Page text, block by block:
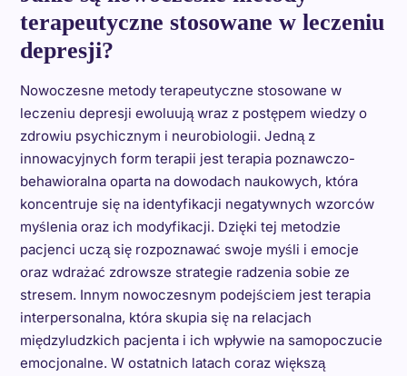
terapeutyczne stosowane w leczeniu
depresji?
Nowoczesne metody terapeutyczne stosowane w
leczeniu depresji ewoluują wraz z postępem wiedzy o
zdrowiu psychicznym i neurobiologii. Jedną z
innowacyjnych form terapii jest terapia poznawczo-
behawioralna oparta na dowodach naukowych, która
koncentruje się na identyfikacji negatywnych wzorców
myślenia oraz ich modyfikacji. Dzięki tej metodzie
pacjenci uczą się rozpoznawać swoje myśli i emocje
oraz wdrażać zdrowsze strategie radzenia sobie ze
stresem. Innym nowoczesnym podejściem jest terapia
interpersonalna, która skupia się na relacjach
międzyludzkich pacjenta i ich wpływie na samopoczucie
emocjonalne. W ostatnich latach coraz większą